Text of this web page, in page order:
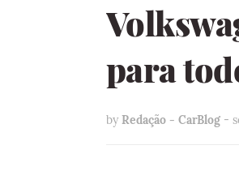
para
by Redação - CarBlog -